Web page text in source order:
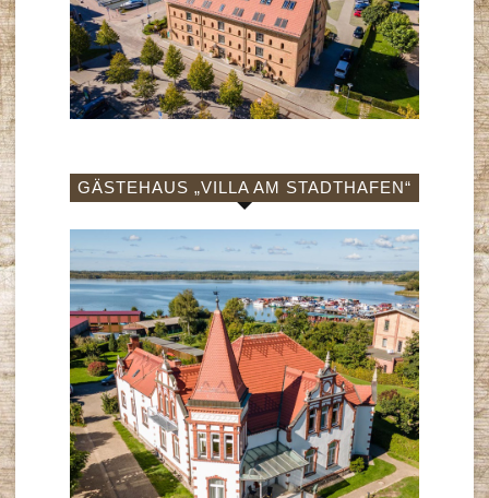
GÄSTEHAUS „VILLA AM STADTHAFEN“